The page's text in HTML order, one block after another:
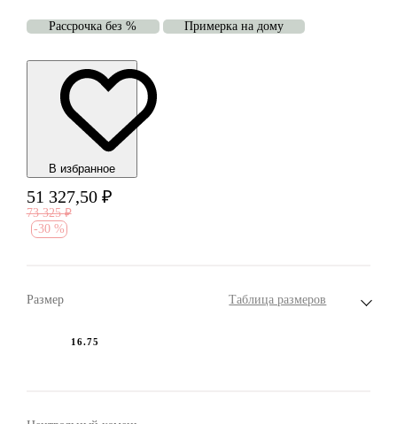
Рассрочка без % Примерка на дому
В избранноe
51 327,50 ₽
73 325 ₽
-30 %
Размер Таблица размеров
16.75